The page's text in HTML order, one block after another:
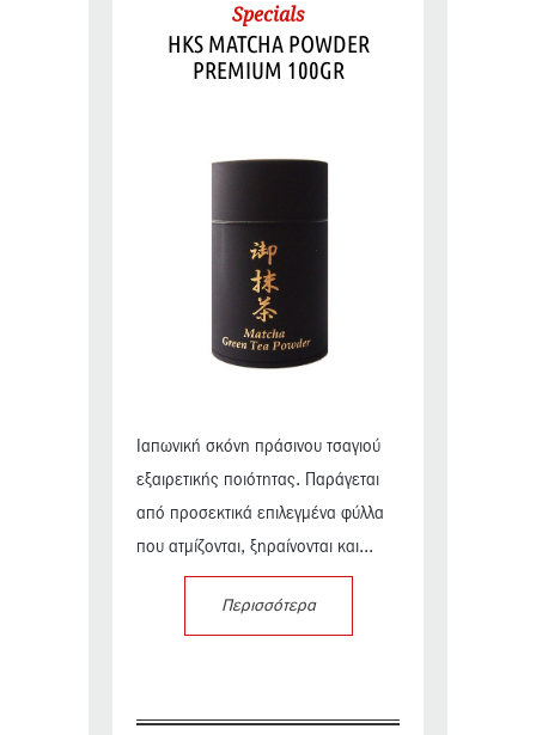
Specials
HKS MATCHA POWDER
PREMIUM 100GR
Ιαπωνική σκόνη πράσινου τσαγιού
εξαιρετικής ποιότητας. Παράγεται
από προσεκτικά επιλεγμένα φύλλα
που ατμίζονται, ξηραίνονται και...
Περισσότερα